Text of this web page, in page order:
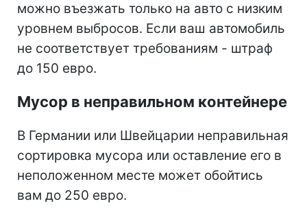
можно въезжать только на авто с низким
уровнем выбросов. Если ваш автомобиль
не соответствует требованиям - штраф
до 150 евро.
Мусор в неправильном контейнере
В Германии или Швейцарии неправильная
сортировка мусора или оставление его в
неположенном месте может обойтись
вам до 250 евро.